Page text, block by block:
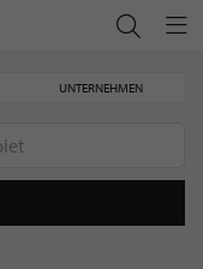
UNTERNEHMEN